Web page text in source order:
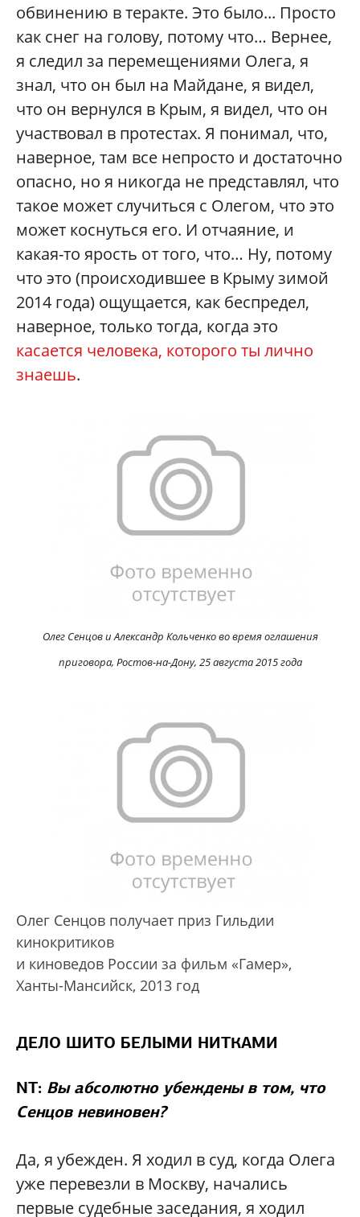
обвинению в теракте. Это было... Просто
как снег на голову, потому что… Вернее,
я следил за перемещениями Олега, я
знал, что он был на Майдане, я видел,
что он вернулся в Крым, я видел, что он
участвовал в протестах. Я понимал, что,
наверное, там все непросто и достаточно
опасно, но я никогда не представлял, что
такое может случиться с Олегом, что это
может коснуться его. И отчаяние, и
какая-то ярость от того, что… Ну, потому
что это (происходившее в Крыму зимой
2014 года) ощущается, как беспредел,
наверное, только тогда, когда это
касается человека, которого ты лично
знаешь.
Олег Сенцов и Александр Кольченко во время оглашения
приговора, Ростов-на-Дону, 25 августа 2015 года
Олег Сенцов получает приз Гильдии
кинокритиков
и киноведов России за фильм «Гамер»,
Ханты-Мансийск, 2013 год
ДЕЛО ШИТО БЕЛЫМИ НИТКАМИ
NT: Вы абсолютно убеждены в том, что
Сенцов невиновен?
Да, я убежден. Я ходил в суд, когда Олега
уже перевезли в Москву, начались
первые судебные заседания, я ходил